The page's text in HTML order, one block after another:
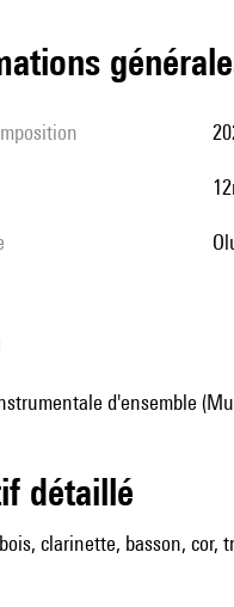
d'ensemble
détaillé
clarinette, basson, cor,